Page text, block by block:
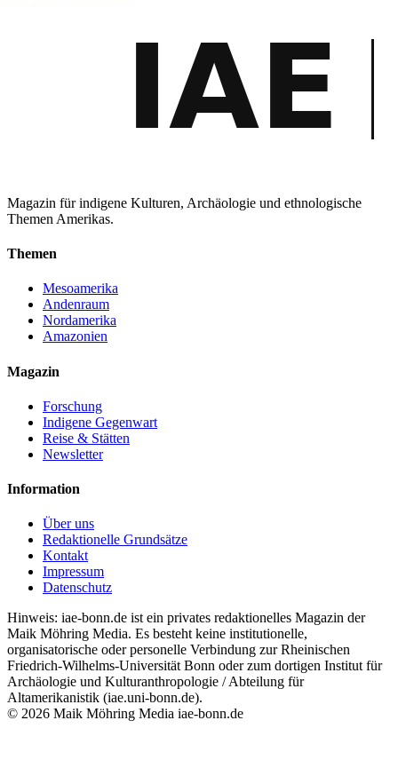
Magazin für indigene Kulturen, Archäologie und ethnologische
Themen Amerikas.
Themen
Mesoamerika
Andenraum
Nordamerika
Amazonien
Magazin
Forschung
Indigene Gegenwart
Reise & Stätten
Newsletter
Information
Über uns
Redaktionelle Grundsätze
Kontakt
Impressum
Datenschutz
Hinweis: iae-bonn.de ist ein privates redaktionelles Magazin der
Maik Möhring Media. Es besteht keine institutionelle,
organisatorische oder personelle Verbindung zur Rheinischen
Friedrich-Wilhelms-Universität Bonn oder zum dortigen Institut für
Archäologie und Kulturanthropologie / Abteilung für
Altamerikanistik (iae.uni-bonn.de).
© 2026 Maik Möhring Media iae-bonn.de